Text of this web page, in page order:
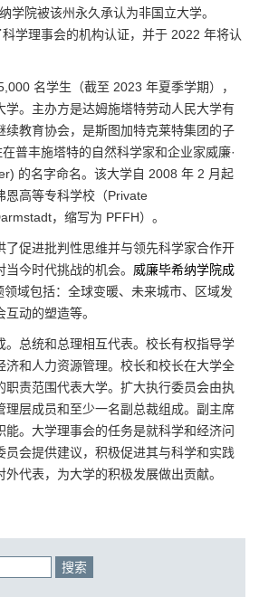
学院被该州永久承认为非国立大学。
学理事会的机构认证，并于 2022 年将认
名学生（截至 2023 年夏季学期），
学。主办方是达姆施塔特劳动人民大学有
续教育协会，是斯图加特克莱特集团的子
普丰施塔特的自然科学家和企业家威廉·
的名字命名。该大学自 2008 年 2 月起
恩高等专科学校（Private
，缩写为 PFFH）。
了促进批判性思维并与领先科学家合作开
今时代挑战的机会。 威廉毕希纳学院成
领域包括：全球变暖、未来城市、区域发
动的塑造等。
。总统和总理相互代表。校长有权指导学
济和人力资源管理。校长和校长在大学全
职责范围代表大学。扩大执行委员会由执
理层成员和至少一名副总裁组成。副主席
能。大学理事会的任务是就科学和经济问
员会提供建议，积极促进其与科学和实践
代表，为大学的积极发展做出贡献。